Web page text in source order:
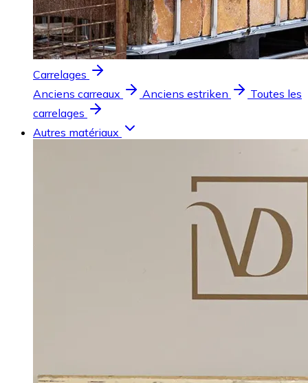
Carrelages
Anciens carreaux
Anciens estriken
Toutes les
carrelages
Autres matériaux